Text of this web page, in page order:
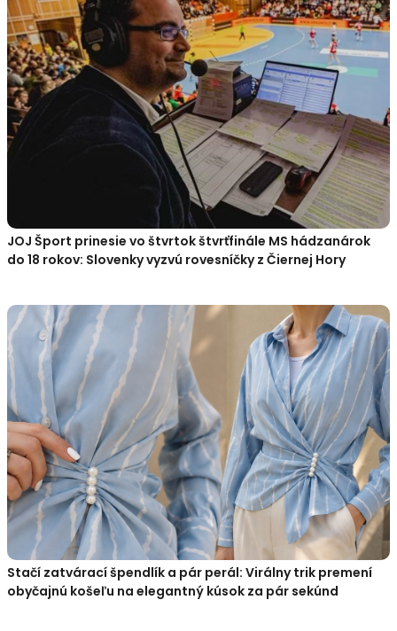
JOJ Šport prinesie vo štvrtok štvrťfinále MS hádzanárok
do 18 rokov: Slovenky vyzvú rovesníčky z Čiernej Hory
Stačí zatvárací špendlík a pár perál: Virálny trik premení
obyčajnú košeľu na elegantný kúsok za pár sekúnd